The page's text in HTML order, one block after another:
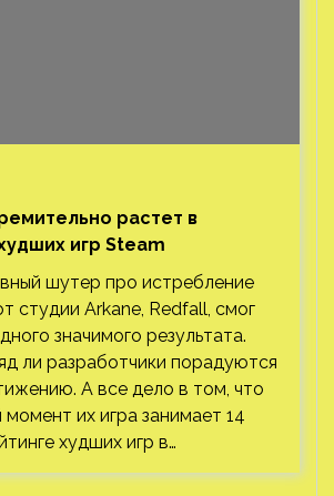
растет в
игр Steam
шутер про истребление
студии Arkane, Redfall, смог
значимого результата.
ли разработчики порадуются
А все дело в том, что
их игра занимает 14
худших игр в…